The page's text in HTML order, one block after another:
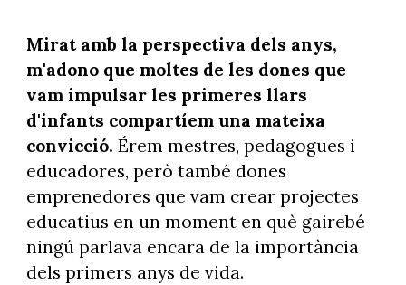
Mirat amb la perspectiva dels anys,
m'adono que moltes de les dones que
vam impulsar les primeres llars
d'infants compartíem una mateixa
convicció. Érem mestres, pedagogues i
educadores, però també dones
emprenedores que vam crear projectes
educatius en un moment en què gairebé
ningú parlava encara de la importància
dels primers anys de vida.